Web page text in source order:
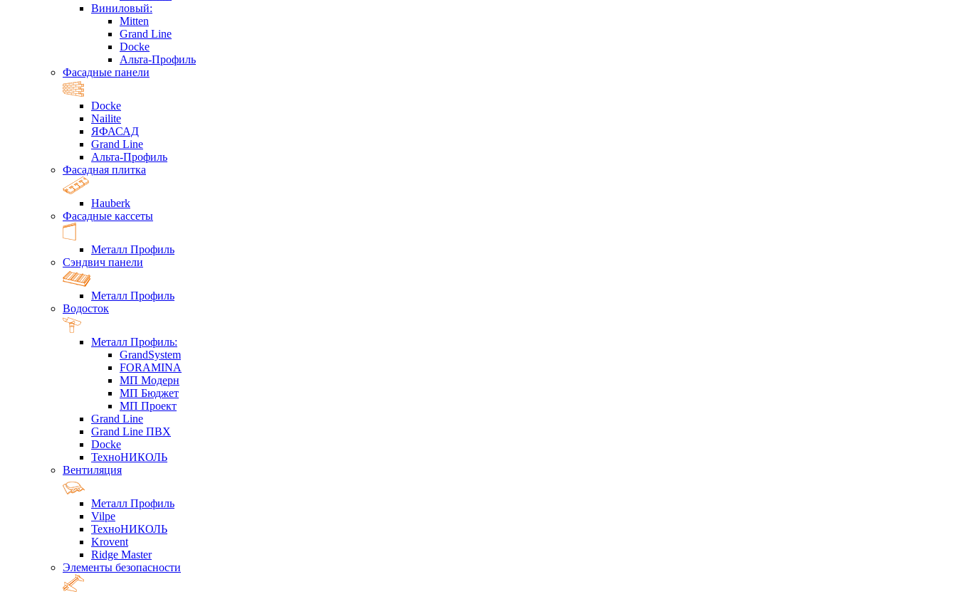
Виниловый:
Mitten
Grand Line
Docke
Альта-Профиль
Фасадные панели
Docke
Nailite
ЯФАСАД
Grand Line
Альта-Профиль
Фасадная плитка
Hauberk
Фасадные кассеты
Металл Профиль
Сэндвич панели
Металл Профиль
Водосток
Металл Профиль:
GrandSystem
FORAMINA
МП Модерн
МП Бюджет
МП Проект
Grand Line
Grand Line ПВХ
Docke
ТехноНИКОЛЬ
Вентиляция
Металл Профиль
Vilpe
ТехноНИКОЛЬ
Krovent
Ridge Master
Элементы безопасности